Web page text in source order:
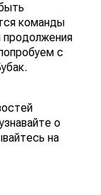
команды
с
о
на